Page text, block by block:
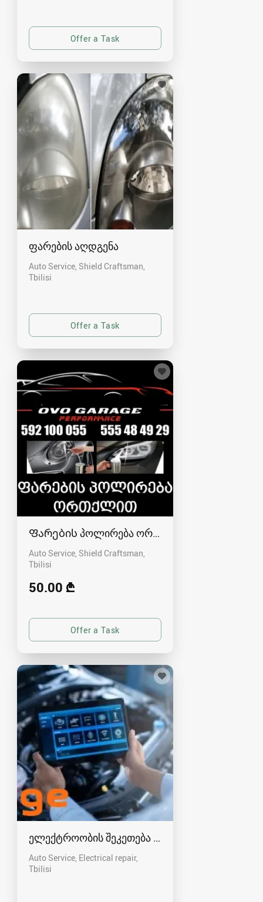
ფარების აღდგენა
Auto Service, Shield Craftsman
Tbilisi
Ფარების პოლირება ორთქლით
Auto Service, Shield Craftsman
Tbilisi
50.00 ₾
ელექტროობის შეკეთება , კომპიუტერული
Auto Service, Electrical repair
Tbilisi